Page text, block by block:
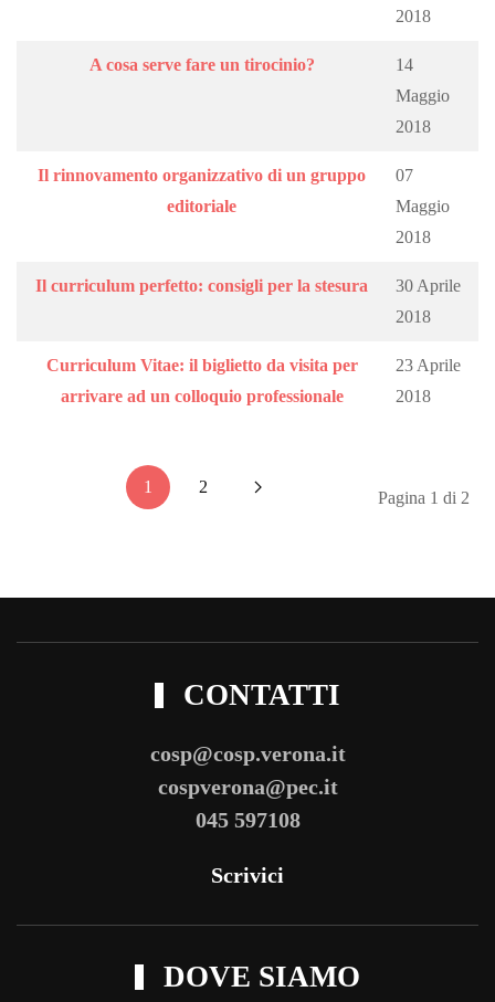
2018
A cosa serve fare un tirocinio?
14
Maggio
2018
Il rinnovamento organizzativo di un gruppo
editoriale
07
Maggio
2018
Il curriculum perfetto: consigli per la stesura
30 Aprile
2018
Curriculum Vitae: il biglietto da visita per
arrivare ad un colloquio professionale
23 Aprile
2018
Pagina 1 di 2
1 2
CONTATTI
cosp@cosp.verona.it
cospverona@pec.it
045 597108
Scrivici
DOVE SIAMO